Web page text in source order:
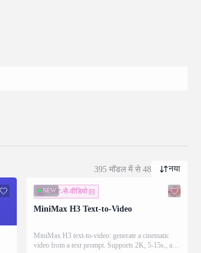
395 मॉडल में से 48 नया
NEW
टेक्स्ट-से-वीडियो
MiniMax H3 Text-to-Video
MiniMax H3 text-to-video: generate a cinematic
video from a text prompt. Supports 2K, 5-15s., and